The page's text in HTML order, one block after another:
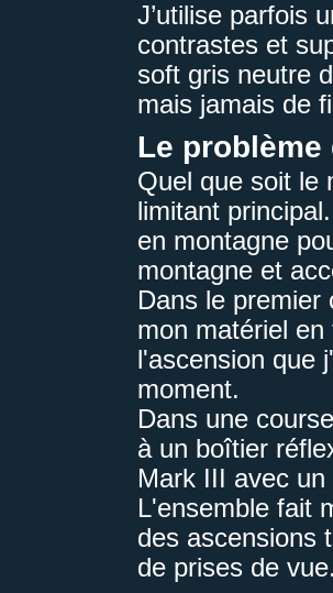
J’utilise parfois
contrastes et
soft gris neutre
mais jamais de
Le
Quel que soit le
limitant
en montagne
montagne et
Dans le premier
mon matériel
l'ascension que
moment.
Dans une
à un boîtier
Mark III avec
L'ensemble fait
des ascensions
de prises de